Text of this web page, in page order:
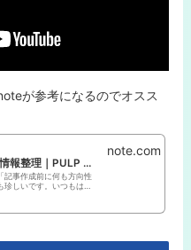
が参考になるのでオスス
【時事】小池百合子 情報整理｜PULP 🐈‍⬛
記事作成前に何も方向性
珍しいです。いつもはあ
判する記事になるの
note.com